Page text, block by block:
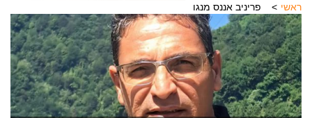
ראשי פריניב אננס מנגו